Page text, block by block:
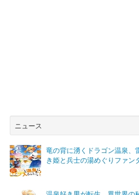
ニュース
竜の背に湧くドラゴン温泉
き姫と兵士の湯めぐりファン